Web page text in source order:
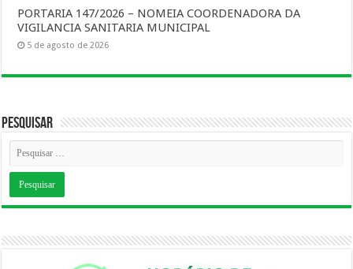
PORTARIA 147/2026 – NOMEIA COORDENADORA DA
VIGILANCIA SANITARIA MUNICIPAL
5 de agosto de 2026
Pesquisar